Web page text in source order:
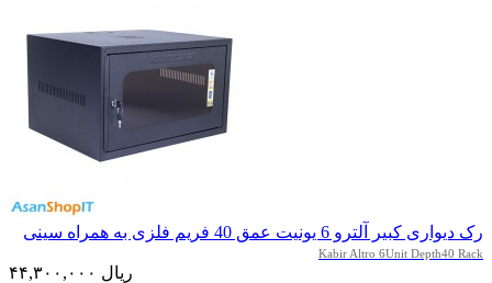
رک دیواری کبیر آلترو 6 یونیت عمق 40 فریم فلزی به همراه سینی
Kabir Altro 6Unit Depth40 Rack
۴۴,۳۰۰,۰۰۰ ریال